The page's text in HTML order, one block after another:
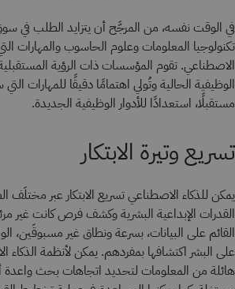
في الوقت نفسه، من المرجَّح أن يتزايد الطلب في
تكنولوجيا المعلومات وعلوم الحاسوب والمهارات
الاصطناعي. تقوم المؤسسات ذات الرؤية
الوظيفية الحالية وتُولي اهتمامًا دقيقًا للمهارات
مستقبلًا، استعدادًا للأدوار الوظيفية الجديدة.
تسريع وتيرة الابتكار
يمكن للذكاء الاصطناعي تسريع الابتكار عبر مختلَف
القدرات الإبداعية البشرية وكشف فرص كانت غير
القائم على البيانات، بسرعة ونطاق غير مسبوقَين،
على البشر اكتشافها بمفردهم. يمكن لأنظمة
هائلة من المعلومات لتحديد اتجاهات بحث